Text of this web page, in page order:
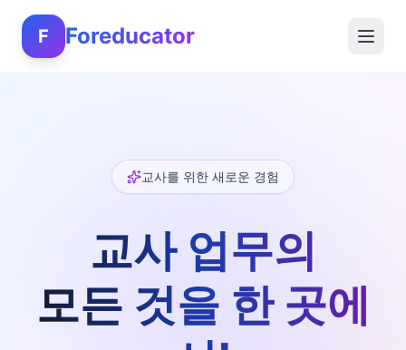
F Foreducator
교사를 위한 새로운 경험
교사 업무의
모든 것을 한 곳에